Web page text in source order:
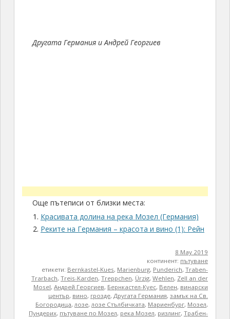
Другата Германия и Андрей Георгиев
Още пътеписи от близки места:
Красивата долина на река Мозел (Германия)
Реките на Германия – красота и вино (1): Рейн
8 May 2019
континент: пътуване
етикети: Bernkastel-Kues, Marienburg, Punderich,Traben-
Trarbach,Treis-Karden,Treppchen, Ürzig,Wehlen, Zell an der
Mosel,Андрей Георгиев, Бернкастел-Куес, Велен, винарски
център, вино, грозде,Другата Германия,замък на Св.
Богородица,лозе,лозе Стълбичката, Мариенбург, Мозел,
Пундерих, пътуване по Мозел, река Мозел, ризлинг,Трабен-